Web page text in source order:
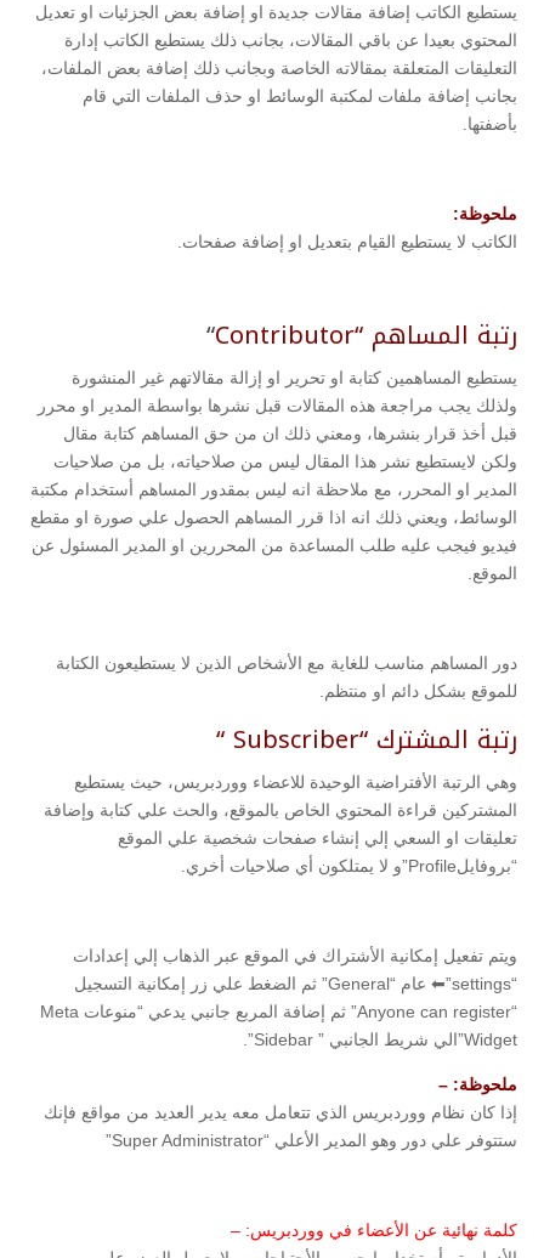
يستطيع الكاتب إضافة مقالات جديدة او إضافة بعض الجزئيات او تعديل
المحتوي بعيدا عن باقي المقالات، بجانب ذلك يستطيع الكاتب إدارة
التعليقات المتعلقة بمقالاته الخاصة وبجانب ذلك إضافة بعض الملفات،
بجانب إضافة ملفات لمكتبة الوسائط او حذف الملفات التي قام
بأضفتها.
ملحوظة:
الكاتب لا يستطيع القيام بتعديل او إضافة صفحات.
رتبة المساهم “Contributor “
يستطيع المساهمين كتابة او تحرير او إزالة مقالاتهم غير المنشورة
ولذلك يجب مراجعة هذه المقالات قبل نشرها بواسطة المدير او محرر
قبل أخذ قرار بنشرها، ومعني ذلك ان من حق المساهم كتابة مقال
ولكن لايستطيع نشر هذا المقال ليس من صلاحياته، بل من صلاحيات
المدير او المحرر، مع ملاحظة انه ليس بمقدور المساهم أستخدام مكتبة
الوسائط، ويعني ذلك انه اذا قرر المساهم الحصول علي صورة او مقطع
فيديو فيجب عليه طلب المساعدة من المحررين او المدير المسئول عن
الموقع.
دور المساهم مناسب للغاية مع الأشخاص الذين لا يستطيعون الكتابة
للموقع بشكل دائم او منتظم.
رتبة المشترك “Subscriber “
وهي الرتبة الأفتراضية الوحيدة للاعضاء ووردبريس، حيث يستطيع
المشتركين قراءة المحتوي الخاص بالموقع، والحث علي كتابة وإضافة
تعليقات او السعي إلي إنشاء صفحات شخصية علي الموقع
“بروفايلProfile”و لا يمتلكون أي صلاحيات أخري.
ويتم تفعيل إمكانية الأشتراك في الموقع عبر الذهاب إلي إعدادات
“settings”⬅ عام “General” ثم الضغط علي زر إمكانية التسجيل
“Anyone can register” ثم إضافة المربع جانبي يدعي “منوعات Meta
Widget”الي شريط الجانبي ” Sidebar”.
ملحوظة: –
إذا كان نظام ووردبريس الذي تتعامل معه يدير العديد من مواقع فإنك
ستتوفر علي دور وهو المدير الأعلي “Super Administrator”
كلمة نهائية عن الأعضاء في ووردبريس: –